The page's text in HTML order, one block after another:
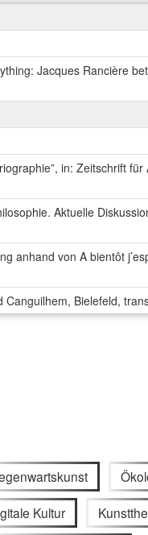
Jacques Rancière
in: Zeitschrift
Aktuelle
anhand von A bientôt
Canguilhem, Bielefeld,
Kultur